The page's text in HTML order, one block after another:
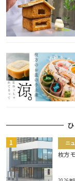
ニ
枚方